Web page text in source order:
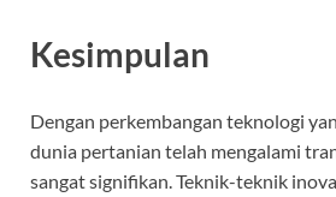
Kesimpulan
Dengan perkembangan teknologi
dunia pertanian telah mengalami
sangat signifikan. Teknik-teknik